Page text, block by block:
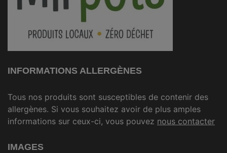
INFORMATIONS ALLERGÈNES
Tous nos produits sont susceptibles de contenir des
allergènes. Si vous souhaitez avoir de plus amples
informations sur ceux-ci, vous pouvez nous contacter
IMAGES